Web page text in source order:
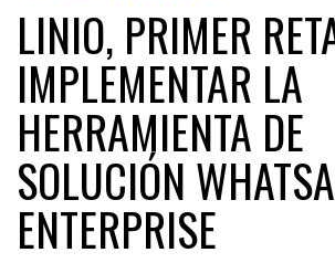
LINIO, PRIMER
IMPLEMENTAR LA
HERRAMIENTA DE
SOLUCIÓN
ENTERPRISE